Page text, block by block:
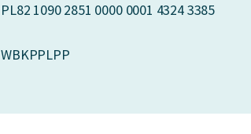
PL82 1090 2851 0000 0001 4324 3385
WBKPPLPP